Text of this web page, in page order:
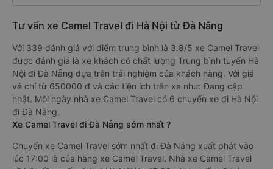
Tư vấn xe Camel Travel đi Hà Nội từ Đà Nẵng
Với 339 đánh giá với điểm trung bình là 3.8/5 xe Camel Travel
được đánh giá là xe khách có chất lượng Trung bình tuyến Hà
Nội đi Đà Nẵng dựa trên trải nghiệm của khách hàng. Với giá
vé chỉ từ 650000 đ và các tiện ích trên xe như: Đang cập
nhật. Mỗi ngày nhà xe Camel Travel có 6 chuyến xe đi Hà Nội
đi Đà Nẵng.
Xe Camel Travel đi Đà Nẵng sớm nhất ?
Chuyến xe Camel Travel sớm nhất đi Đà Nẵng xuất phát vào
lúc 17:00 là của hãng xe Camel Travel. Nhà xe Camel Travel